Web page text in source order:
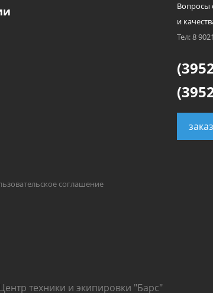
соглашение
Вопросы
и
Тел: 8
техники и экипировки "Барс"